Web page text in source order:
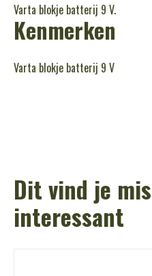
Varta blokje batterij 9 V.
Kenmerken
Varta blokje batterij 9 V
Dit vind je
interessant